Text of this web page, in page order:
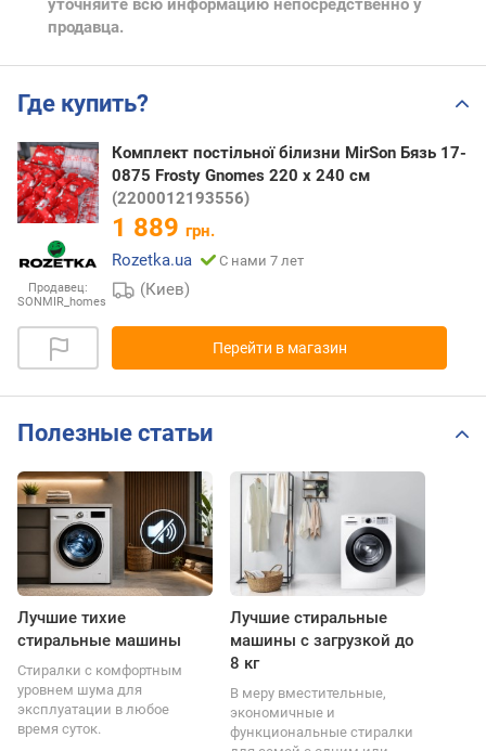
уточняйте всю информацию непосредственно у
продавца.
Где купить?
Продавец:
SONMIR_homes
Комплект постільної білизни MirSon Бязь 17-
0875 Frosty Gnomes 220 x 240 см
(2200012193556)
1 889 грн.
Rozetka.ua
С нами 7 лет
(Киев)
Перейти в магазин
Полезные статьи
Лучшие тихие
стиральные машины
Стиралки с комфортным
уровнем шума для
эксплуатации в любое
время суток.
Лучшие стиральные
машины с загрузкой до
8 кг
В меру вместительные,
экономичные и
функциональные стиралки